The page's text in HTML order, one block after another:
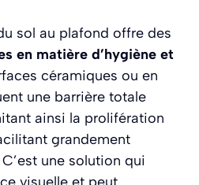
sol au plafond offre des
en matière d’hygiène et
céramiques ou en
une barrière totale
ainsi la prolifération
grandement
une solution qui